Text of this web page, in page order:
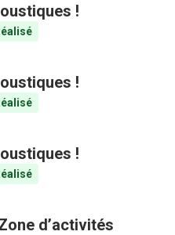
!
!
!
d’activités